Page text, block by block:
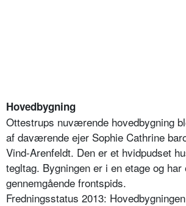
Hovedbygning
Ottestrups nuværende hovedbygning
af daværende ejer Sophie Cathrine
Vind-Arenfeldt. Den er et hvidpudset
tegltag. Bygningen er i en etage og har
gennemgående frontspids.
Fredningsstatus 2013: